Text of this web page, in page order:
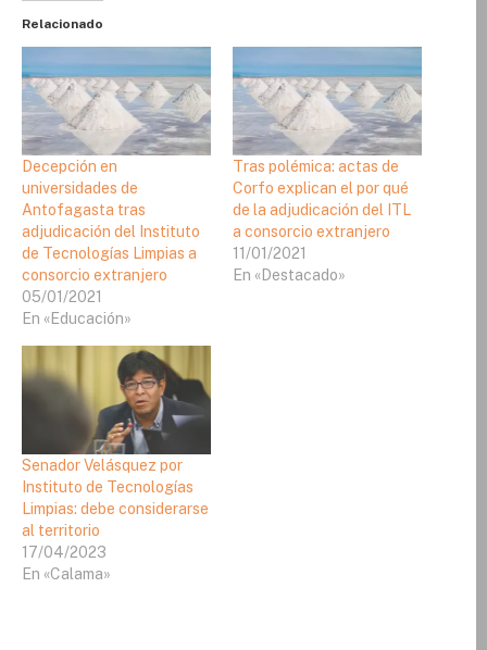
Relacionado
Decepción en
universidades de
Antofagasta tras
adjudicación del Instituto
de Tecnologías Limpias a
consorcio extranjero
05/01/2021
En «Educación»
Tras polémica: actas de
Corfo explican el por qué
de la adjudicación del ITL
a consorcio extranjero
11/01/2021
En «Destacado»
Senador Velásquez por
Instituto de Tecnologías
Limpias: debe considerarse
al territorio
17/04/2023
En «Calama»